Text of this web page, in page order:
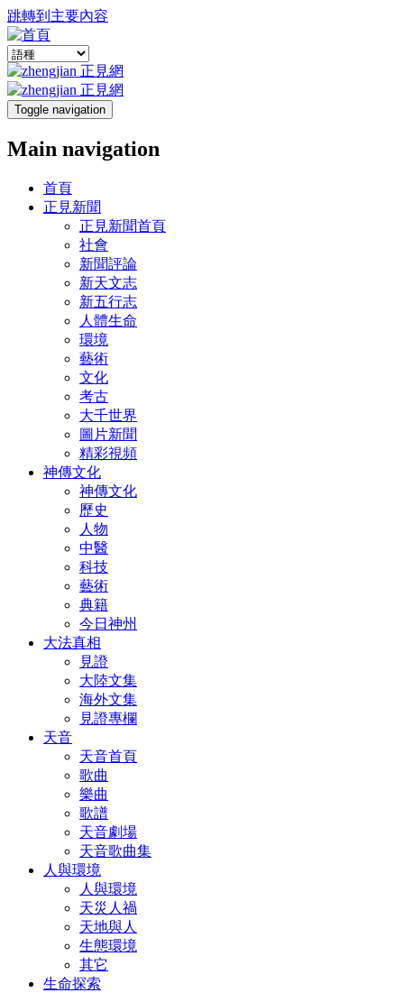
跳轉到主要內容
Toggle navigation
Main navigation
首頁
正見新聞
正見新聞首頁
社會
新聞評論
新天文志
新五行志
人體生命
環境
藝術
文化
考古
大千世界
圖片新聞
精彩視頻
神傳文化
神傳文化
歷史
人物
中醫
科技
藝術
典籍
今日神州
大法真相
見證
大陸文集
海外文集
見證專欄
天音
天音首頁
歌曲
樂曲
歌譜
天音劇場
天音歌曲集
人與環境
人與環境
天災人禍
天地與人
生態環境
其它
生命探索